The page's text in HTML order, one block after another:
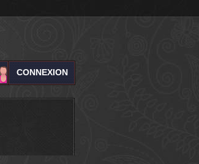
CONNEXION